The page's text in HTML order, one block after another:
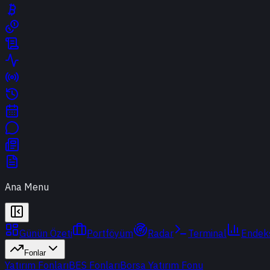
Ana Menu
Günün Özeti Portföyüm Radar Terminal
Fonlar
Yatırım FonlarıBES FonlarıBorsa Yatırım Fonu